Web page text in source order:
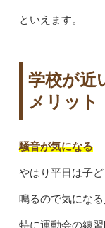
といえます。
学校が近
メリット
騒音が気になる
やはり平日は子
鳴るので気になる
特に運動会の練